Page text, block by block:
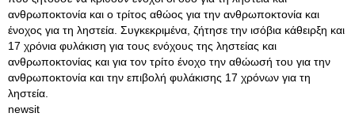
ανθρωποκτονία και ο τρίτος αθώος για την ανθρωποκτονία και
ένοχος για τη ληστεία. Συγκεκριμένα, ζήτησε την ισόβια κάθειρξη και
17 χρόνια φυλάκιση για τους ενόχους της ληστείας και
ανθρωποκτονίας και για τον τρίτο ένοχο την αθώωσή του για την
ανθρωποκτονία και την επιβολή φυλάκισης 17 χρόνων για τη
ληστεία.
newsit